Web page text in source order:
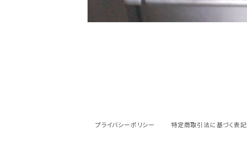
プライバシーポリシー 特定商取引法に基づく表記